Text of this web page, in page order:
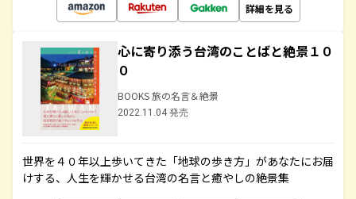
詳細を見る
心に寄り添う台湾のことばと絶景１０
０
BOOKS 旅の名言＆絶景
2022.11.04 発売
世界を４０年以上歩いてきた「地球の歩き方」があなたにお届
けする、人生を輝かせる台湾の名言と癒やしの絶景集